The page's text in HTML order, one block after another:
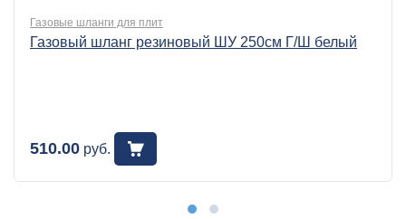
Газовые шланги для плит
Газовый шланг резиновый ШУ 250см Г/Ш белый
510.00 руб.